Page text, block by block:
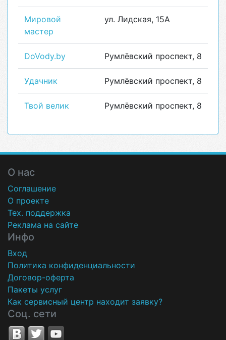
Мировой
мастер
ул. Лидская, 15А
DoVody.by Румлёвский проспект, 8
Удачник Румлёвский проспект, 8
Твой велик Румлёвский проспект, 8
О нас
Соглашение
О проекте
Тех. поддержка
Реклама на сайте
Инфо
Вход
Политика конфиденциальности
Договор-оферта
Пакеты услуг
Как сервисный центр находит заявку?
Соц. сети